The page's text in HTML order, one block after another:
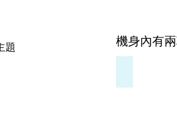
機身內有
題